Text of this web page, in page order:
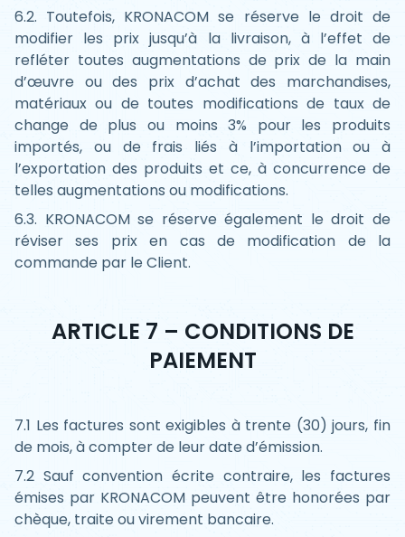
6.2. Toutefois, KRONACOM se réserve le droit de
modifier les prix jusqu’à la livraison, à l’effet de
refléter toutes augmentations de prix de la main
d’œuvre ou des prix d’achat des marchandises,
matériaux ou de toutes modifications de taux de
change de plus ou moins 3% pour les produits
importés, ou de frais liés à l’importation ou à
l’exportation des produits et ce, à concurrence de
telles augmentations ou modifications.
6.3. KRONACOM se réserve également le droit de
réviser ses prix en cas de modification de la
commande par le Client.
ARTICLE 7 – CONDITIONS DE
PAIEMENT
7.1 Les factures sont exigibles à trente (30) jours, fin
de mois, à compter de leur date d’émission.
7.2 Sauf convention écrite contraire, les factures
émises par KRONACOM peuvent être honorées par
chèque, traite ou virement bancaire.